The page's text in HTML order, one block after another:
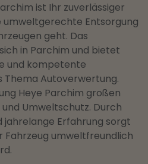
ist Ihr zuverlässiger
umweltgerechte Entsorgung
geht. Das
in Parchim und bietet
und kompetente
Thema Autoverwertung.
Heye Parchim großen
Umweltschutz. Durch
Erfahrung sorgt
Fahrzeug umweltfreundlich